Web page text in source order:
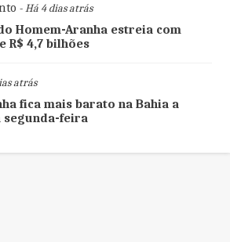
- Há 4 dias atrás
Homem-Aranha estreia com
R$ 4,7 bilhões
atrás
fica mais barato na Bahia a
feira